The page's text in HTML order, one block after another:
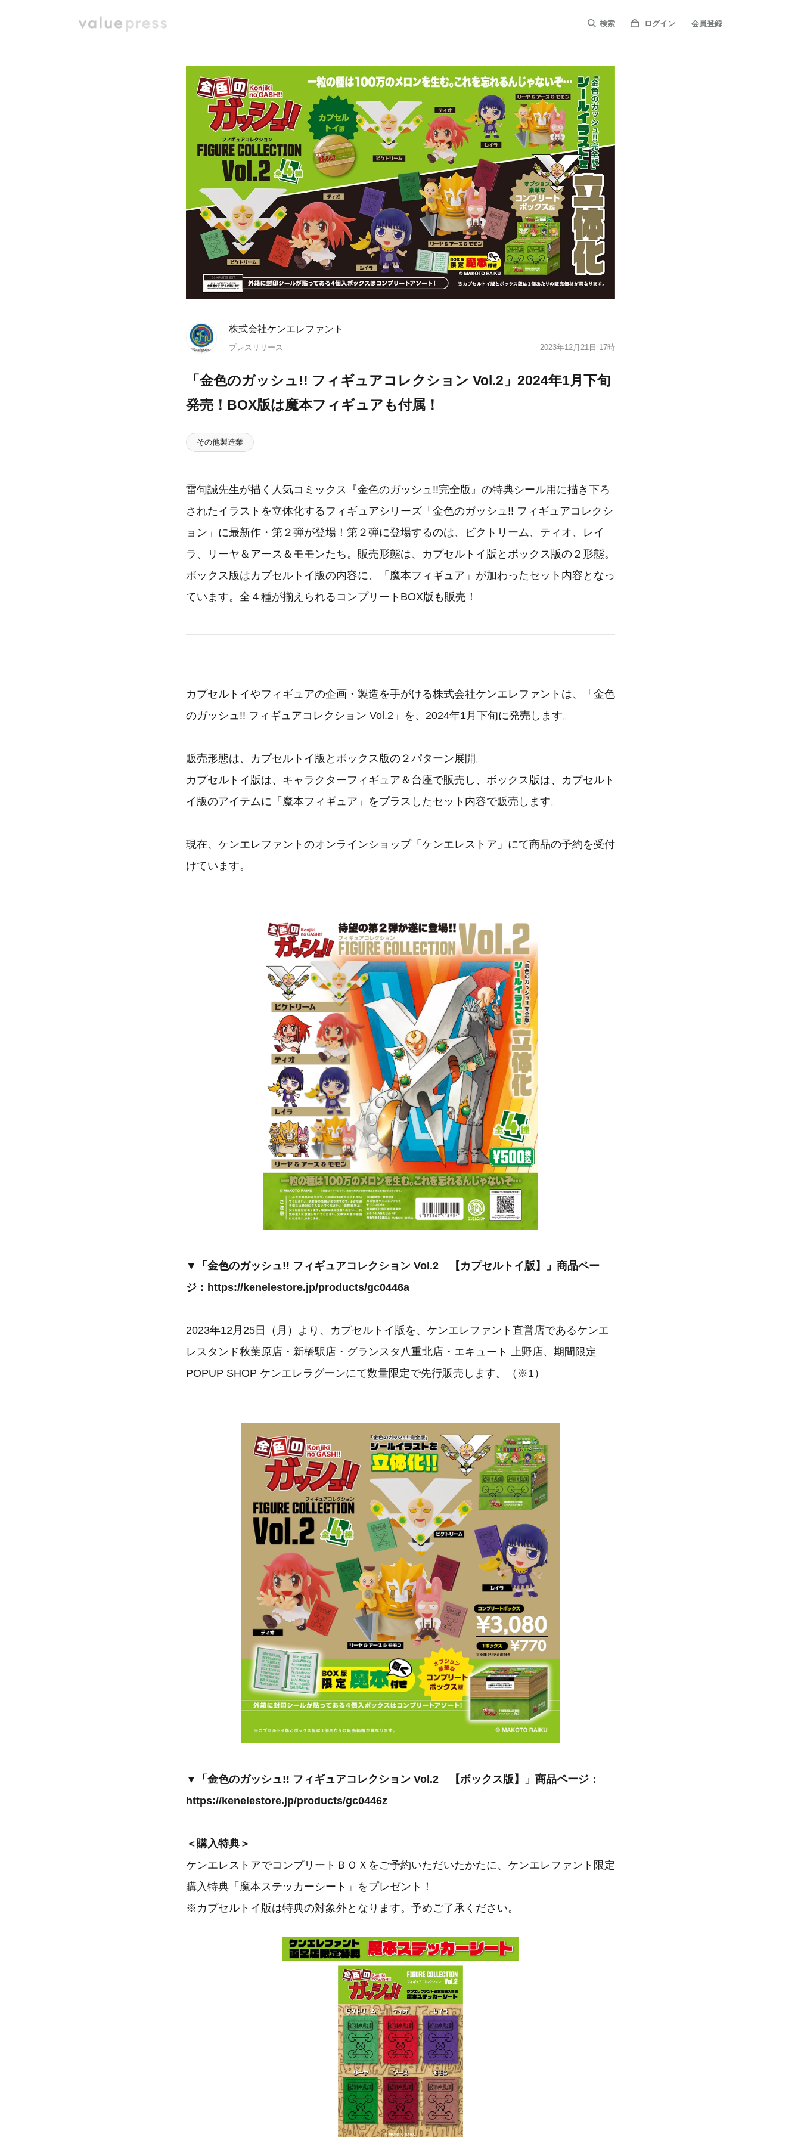
検索 ログイン 会員登録
株式会社ケンエレファント
プレスリリース 2023年12月21日 17時
「金色のガッシュ!! フィギュアコレクション Vol.2」2024年1月下旬
発売！BOX版は魔本フィギュアも付属！
その他製造業
雷句誠先生が描く人気コミックス『金色のガッシュ!!完全版』の特典シール用に描き下ろ
されたイラストを立体化するフィギュアシリーズ「金色のガッシュ!! フィギュアコレクシ
ョン」に最新作・第２弾が登場！第２弾に登場するのは、ビクトリーム、ティオ、レイ
ラ、リーヤ＆アース＆モモンたち。販売形態は、カプセルトイ版とボックス版の２形態。
ボックス版はカプセルトイ版の内容に、「魔本フィギュア」が加わったセット内容となっ
ています。全４種が揃えられるコンプリートBOX版も販売！
カプセルトイやフィギュアの企画・製造を手がける株式会社ケンエレファントは、「金色
のガッシュ!! フィギュアコレクション Vol.2」を、2024年1月下旬に発売します。
販売形態は、カプセルトイ版とボックス版の２パターン展開。
カプセルトイ版は、キャラクターフィギュア＆台座で販売し、ボックス版は、カプセルト
イ版のアイテムに「魔本フィギュア」をプラスしたセット内容で販売します。
現在、ケンエレファントのオンラインショップ「ケンエレストア」にて商品の予約を受付
けています。
▼「金色のガッシュ!! フィギュアコレクション Vol.2 【カプセルトイ版】」商品ペー
ジ： https://kenelestore.jp/products/gc0446a
2023年12月25日（月）より、カプセルトイ版を、ケンエレファント直営店であるケンエ
レスタンド秋葉原店・新橋駅店・グランスタ八重北店・エキュート 上野店、期間限定
POPUP SHOP ケンエレラグーンにて数量限定で先行販売します。（※1）
▼「金色のガッシュ!! フィギュアコレクション Vol.2 【ボックス版】」商品ページ：
https://kenelestore.jp/products/gc0446z
＜購入特典＞
ケンエレストアでコンプリートＢＯＸをご予約いただいたかたに、ケンエレファント限定
購入特典「魔本ステッカーシート」をプレゼント！
※カプセルトイ版は特典の対象外となります。予めご了承ください。